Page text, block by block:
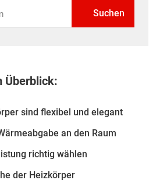
Suchen
Überblick:
sind flexibel und elegant
an den Raum
richtig wählen
der Heizkörper